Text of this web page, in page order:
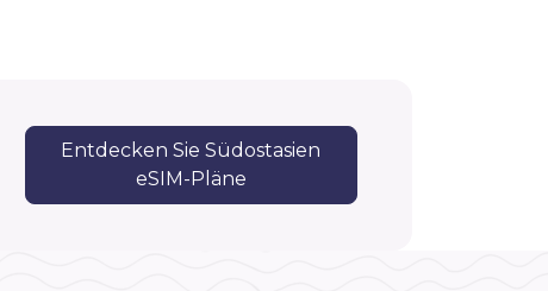
Entdecken Sie Südostasien
eSIM-Pläne